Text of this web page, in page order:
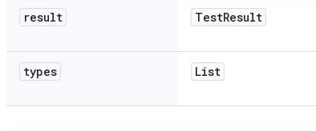
result TestResult
types List